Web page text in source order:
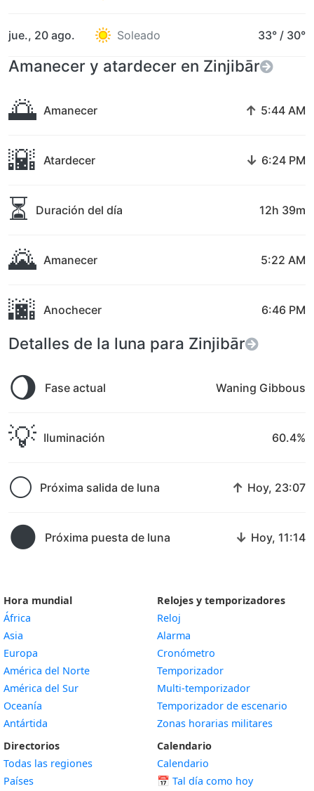
jue., 20 ago. Soleado 33° / 30°
Amanecer y atardecer en Zinjibār
🌅 Amanecer ↑ 5:44 AM
🌇 Atardecer ↓ 6:24 PM
⏳ Duración del día 12h 39m
🌄 Amanecer 5:22 AM
🌆 Anochecer 6:46 PM
Detalles de la luna para Zinjibār
🌖 Fase actual Waning Gibbous
💡 Iluminación 60.4%
🌕 Próxima salida de luna ↑ Hoy, 23:07
🌑 Próxima puesta de luna ↓ Hoy, 11:14
Hora mundial
África
Asia
Europa
América del Norte
América del Sur
Oceanía
Antártida
Directorios
Todas las regiones
Países
Relojes y temporizadores
Reloj
Alarma
Cronómetro
Temporizador
Multi-temporizador
Temporizador de escenario
Zonas horarias militares
Calendario
Calendario
📅 Tal día como hoy